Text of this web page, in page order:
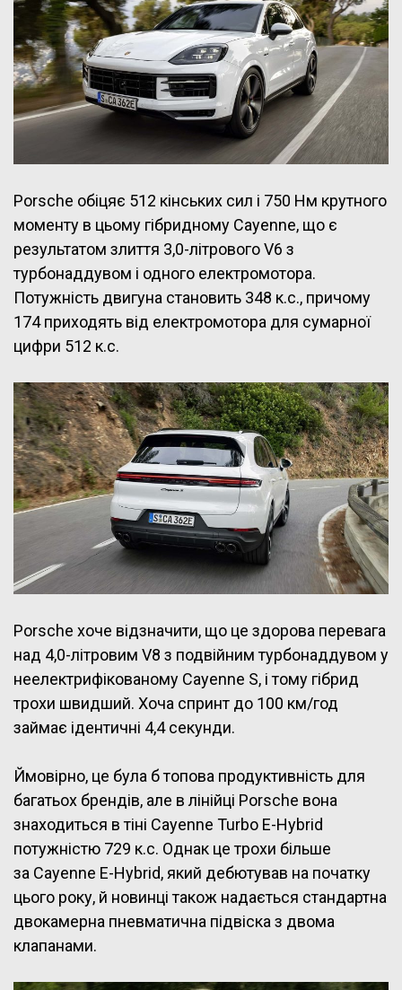
Porsche обіцяє 512 кінських сил і 750 Нм крутного
моменту в цьому гібридному Cayenne, що є
результатом злиття 3,0-літрового V6 з
турбонаддувом і одного електромотора.
Потужність двигуна становить 348 к.с., причому
174 приходять від електромотора для сумарної
цифри 512 к.с.
Porsche хоче відзначити, що це здорова перевага
над 4,0-літровим V8 з подвійним турбонаддувом у
неелектрифікованому Cayenne S, і тому гібрид
трохи швидший. Хоча спринт до 100 км/год
займає ідентичні 4,4 секунди.
Ймовірно, це була б топова продуктивність для
багатьох брендів, але в лінійці Porsche вона
знаходиться в тіні Cayenne Turbo E-Hybrid
потужністю 729 к.с. Однак це трохи більше
за Cayenne E-Hybrid, який дебютував на початку
цього року, й новинці також надається стандартна
двокамерна пневматична підвіска з двома
клапанами.